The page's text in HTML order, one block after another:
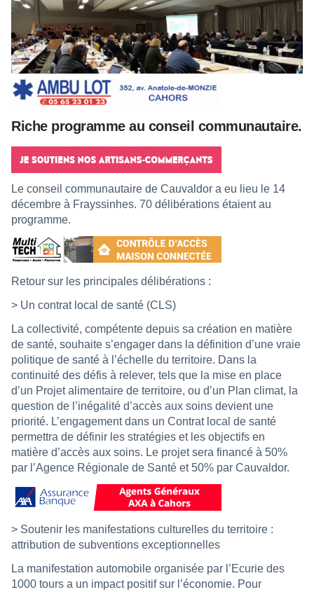
Riche programme au conseil communautaire.
Le conseil communautaire de Cauvaldor a eu lieu le 14
décembre à Frayssinhes. 70 délibérations étaient au
programme.
Retour sur les principales délibérations :
> Un contrat local de santé (CLS)
La collectivité, compétente depuis sa création en matière
de santé, souhaite s’engager dans la définition d’une vraie
politique de santé à l’échelle du territoire. Dans la
continuité des défis à relever, tels que la mise en place
d’un Projet alimentaire de territoire, ou d’un Plan climat, la
question de l’inégalité d’accès aux soins devient une
priorité. L’engagement dans un Contrat local de santé
permettra de définir les stratégies et les objectifs en
matière d’accès aux soins. Le projet sera financé à 50%
par l’Agence Régionale de Santé et 50% par Cauvaldor.
> Soutenir les manifestations culturelles du territoire :
attribution de subventions exceptionnelles
La manifestation automobile organisée par l’Ecurie des
1000 tours a un impact positif sur l’économie. Pour